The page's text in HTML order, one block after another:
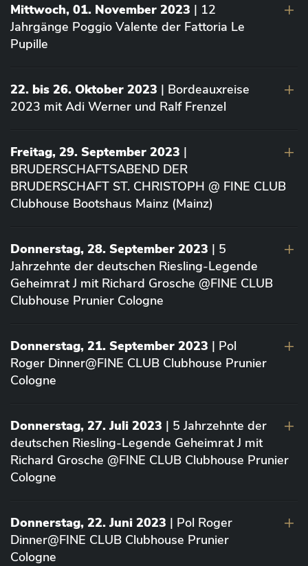
Mittwoch, 01. November 2023 | 12
Jahrgänge Poggio Valente der Fattoria Le
Pupille
22. bis 26. Oktober 2023 | Bordeauxreise
2023 mit Adi Werner und Ralf Frenzel
Freitag, 29. September 2023 |
BRUDERSCHAFTSABEND DER
BRUDERSCHAFT ST. CHRISTOPH @ FINE CLUB
Clubhouse Bootshaus Mainz (Mainz)
Donnerstag, 28. September 2023 | 5
Jahrzehnte der deutschen Riesling-Legende
Geheimrat J mit Richard Grosche @FINE CLUB
Clubhouse Prunier Cologne
Donnerstag, 21. September 2023 | Pol
Roger Dinner@FINE CLUB Clubhouse Prunier
Cologne
Donnerstag, 27. Juli 2023 | 5 Jahrzehnte der
deutschen Riesling-Legende Geheimrat J mit
Richard Grosche @FINE CLUB Clubhouse Prunier
Cologne
Donnerstag, 22. Juni 2023 | Pol Roger
Dinner@FINE CLUB Clubhouse Prunier
Cologne